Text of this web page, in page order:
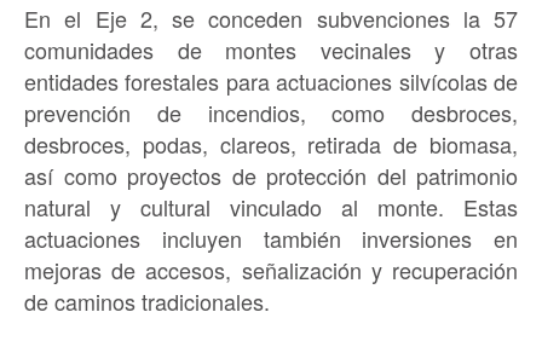
En el Eje 2, se conceden subvenciones la 57
comunidades de montes vecinales y otras
entidades forestales para actuaciones silvícolas de
prevención de incendios, como desbroces,
desbroces, podas, clareos, retirada de biomasa,
así como proyectos de protección del patrimonio
natural y cultural vinculado al monte. Estas
actuaciones incluyen también inversiones en
mejoras de accesos, señalización y recuperación
de caminos tradicionales.